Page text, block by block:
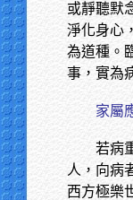
或靜聽默
淨化身心
為道種。
事，實為
家屬
若病
人，向病
西方極樂